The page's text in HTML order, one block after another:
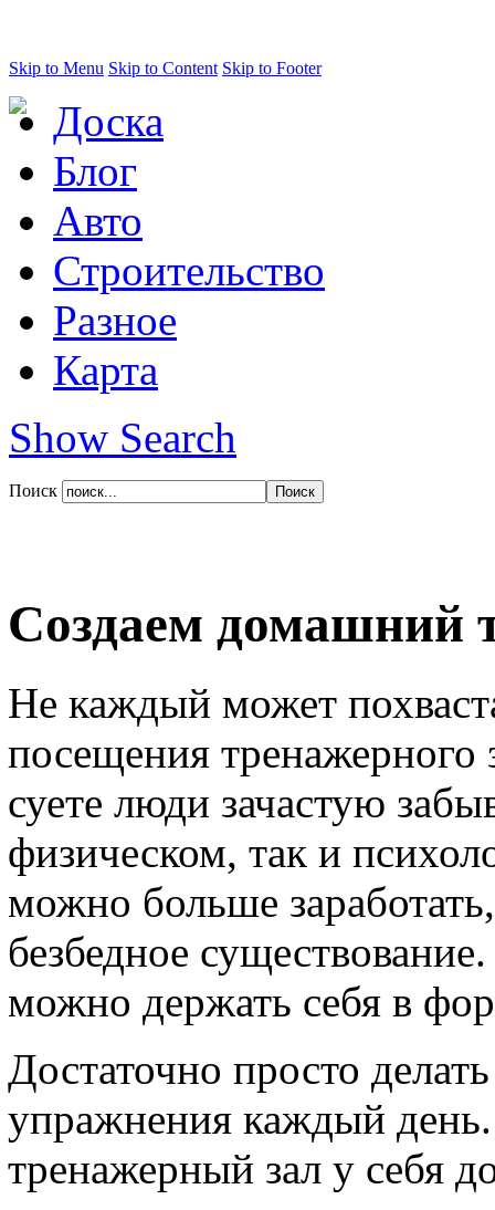
Skip to Menu Skip to Content Skip to Footer
Доска
Блог
Авто
Строительство
Разное
Карта
Show Search
Поиск
Создаем домашний
Не каждый может
посещения
суете люди зачастую
физическом, так и
можно больше
безбедное
можно держать себя в
Достаточно просто
упражнения каждый
тренажерный зал у себя